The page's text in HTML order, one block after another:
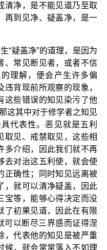
清净，是不能见道乃至取
再到见净、疑盖净，是一
“疑盖净”的道理，是因为
、常见断见者，或者不信
理解，便会产生许多偏
背现前所观察的现象，
这些错误的知见染污了他
这其中对于修学者之知见
代表性。恶见就是五利
取见、戒禁取见，这些相
多介绍，因此我们就不再
去对治这五利使，就会使
正确性；同时知见远离被
，就可以清净疑盖，因此
宝等，能够心得决定而没
了初果见道，因此在有限
以断尽三界惑而证得涅
，代表他的知见是被严重
候，就会常常落入不如理